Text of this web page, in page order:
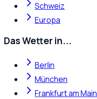
Schweiz
Europa
Das Wetter in...
Berlin
München
Frankfurt am Main